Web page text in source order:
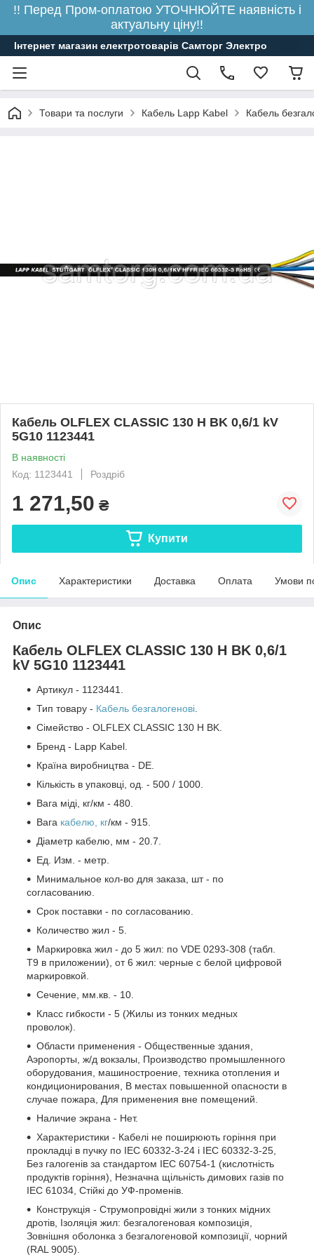
!! Перед Пром-оплатою УТОЧНЮЙТЕ наявність і
актуальну ціну!!
Інтернет магазин електротоварів Самторг Электро
Товари та послуги Кабель Lapp Kabel Кабель
Кабель OLFLEX CLASSIC 130 H BK 0,6/1 kV
5G10 1123441
В наявності
Код: 1123441
Роздріб
1 271,50 ₴
Купити
Опис Характеристики Доставка Оплата Умови
Опис
Кабель OLFLEX CLASSIC 130 H BK 0,6/1
kV 5G10 1123441
Артикул - 1123441.
Тип товару - Кабель безгалогенові.
Сімейство - OLFLEX CLASSIC 130 H BK.
Бренд - Lapp Kabel.
Країна виробництва - DE.
Кількість в упаковці, од. - 500 / 1000.
Вага міді, кг/км - 480.
Вага кабелю, кг/км - 915.
Діаметр кабелю, мм - 20.7.
Ед. Изм. - метр.
Минимальное кол-во для заказа, шт - по
согласованию.
Срок поставки - по согласованию.
Количество жил - 5.
Маркировка жил - до 5 жил: по VDE 0293-308 (табл.
T9 в приложении), от 6 жил: черные с белой цифровой
маркировкой.
Сечение, мм.кв. - 10.
Класс гибкости - 5 (Жилы из тонких медных
проволок).
Области применения - Общественные здания,
Аэропорты, ж/д вокзалы, Производство промышленного
оборудования, машиностроение, техника отопления и
кондиционирования, В местах повышенной опасности в
случае пожара, Для применения вне помещений.
Наличие экрана - Нет.
Характеристики - Кабелі не поширюють горіння при
прокладці в пучку по IEC 60332-3-24 і IEC 60332-3-25,
Без галогенів за стандартом IEC 60754-1 (кислотність
продуктів горіння), Незначна щільність димових газів по
IEC 61034, Стійкі до УФ-променів.
Конструкція - Струмопровідні жили з тонких мідних
дротів, Ізоляція жил: безгалогеновая композиція,
Зовнішня оболонка з безгалогеновой композиції, чорний
(RAL 9005).